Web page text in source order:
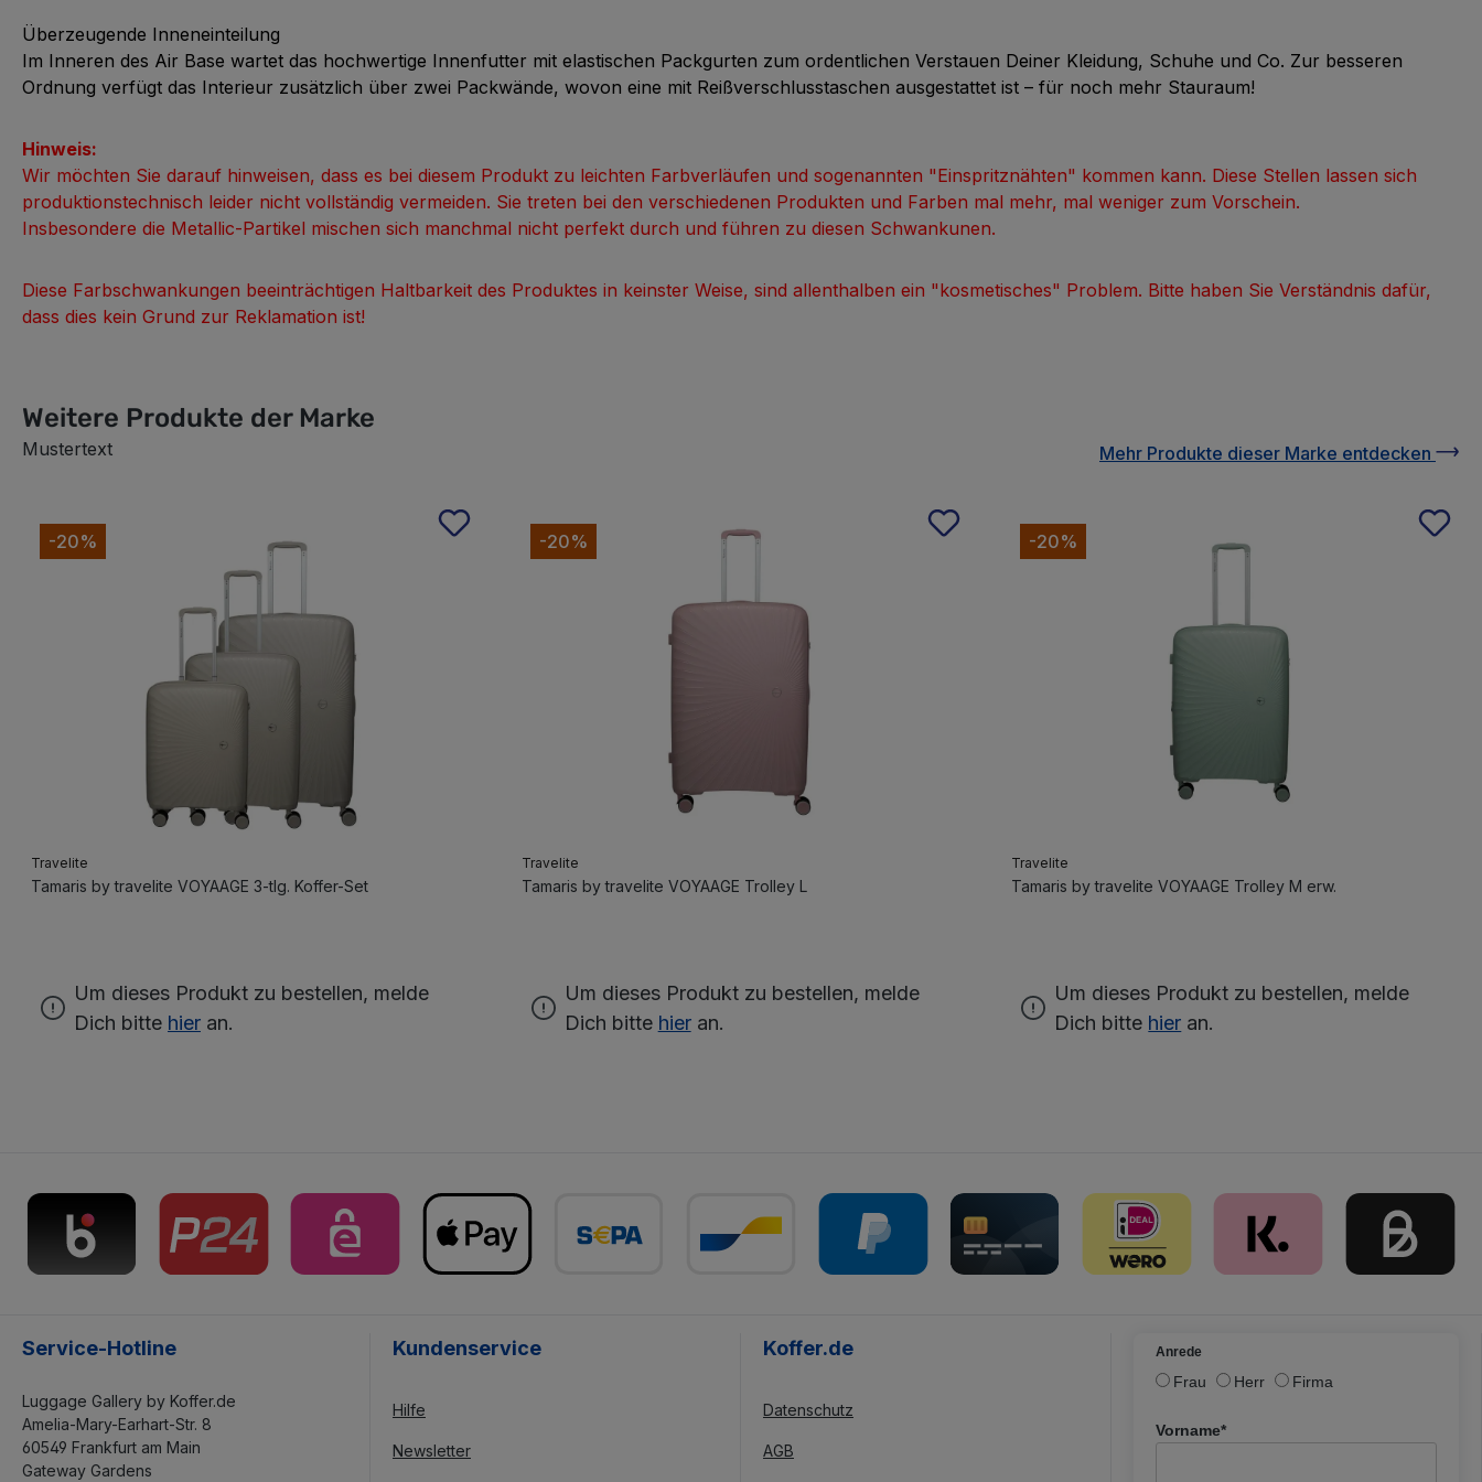
Überzeugende Inneneinteilung
Im Inneren des Air Base wartet das hochwertige Innenfutter mit elastischen Packgurten zum ordentlichen Verstauen Deiner Kleidung, Schuhe und Co. Zur besseren
Ordnung verfügt das Interieur zusätzlich über zwei Packwände, wovon eine mit Reißverschlusstaschen ausgestattet ist – für noch mehr Stauraum!
Hinweis:
Wir möchten Sie darauf hinweisen, dass es bei diesem Produkt zu leichten Farbverläufen und sogenannten "Einspritznähten" kommen kann. Diese Stellen lassen sich
produktionstechnisch leider nicht vollständig vermeiden. Sie treten bei den verschiedenen Produkten und Farben mal mehr, mal weniger zum Vorschein.
Insbesondere die Metallic-Partikel mischen sich manchmal nicht perfekt durch und führen zu diesen Schwankunen.
Diese Farbschwankungen beeinträchtigen Haltbarkeit des Produktes in keinster Weise, sind allenthalben ein "kosmetisches" Problem. Bitte haben Sie Verständnis dafür,
dass dies kein Grund zur Reklamation ist!
Weitere Produkte der Marke
Mustertext Mehr Produkte dieser Marke entdecken
-20%
Travelite
Tamaris by travelite VOYAAGE 3-tlg. Koffer-Set
Um dieses Produkt zu bestellen, melde
Dich bitte hier an.
-20%
Travelite
Tamaris by travelite VOYAAGE Trolley L
Um dieses Produkt zu bestellen, melde
Dich bitte hieran.
-20%
Travelite
Tamaris by travelite VOYAAGE Trolley M erw.
Um dieses Produkt zu bestellen, melde
Dich bitte hier an.
Service-Hotline
Luggage Gallery by Koffer.de
Amelia-Mary-Earhart-Str. 8
60549 Frankfurt am Main
Gateway Gardens
Kundenservice
Hilfe
Newsletter
Koffer.de
Datenschutz
AGB
Anrede
Frau Herr Firma
Vorname*